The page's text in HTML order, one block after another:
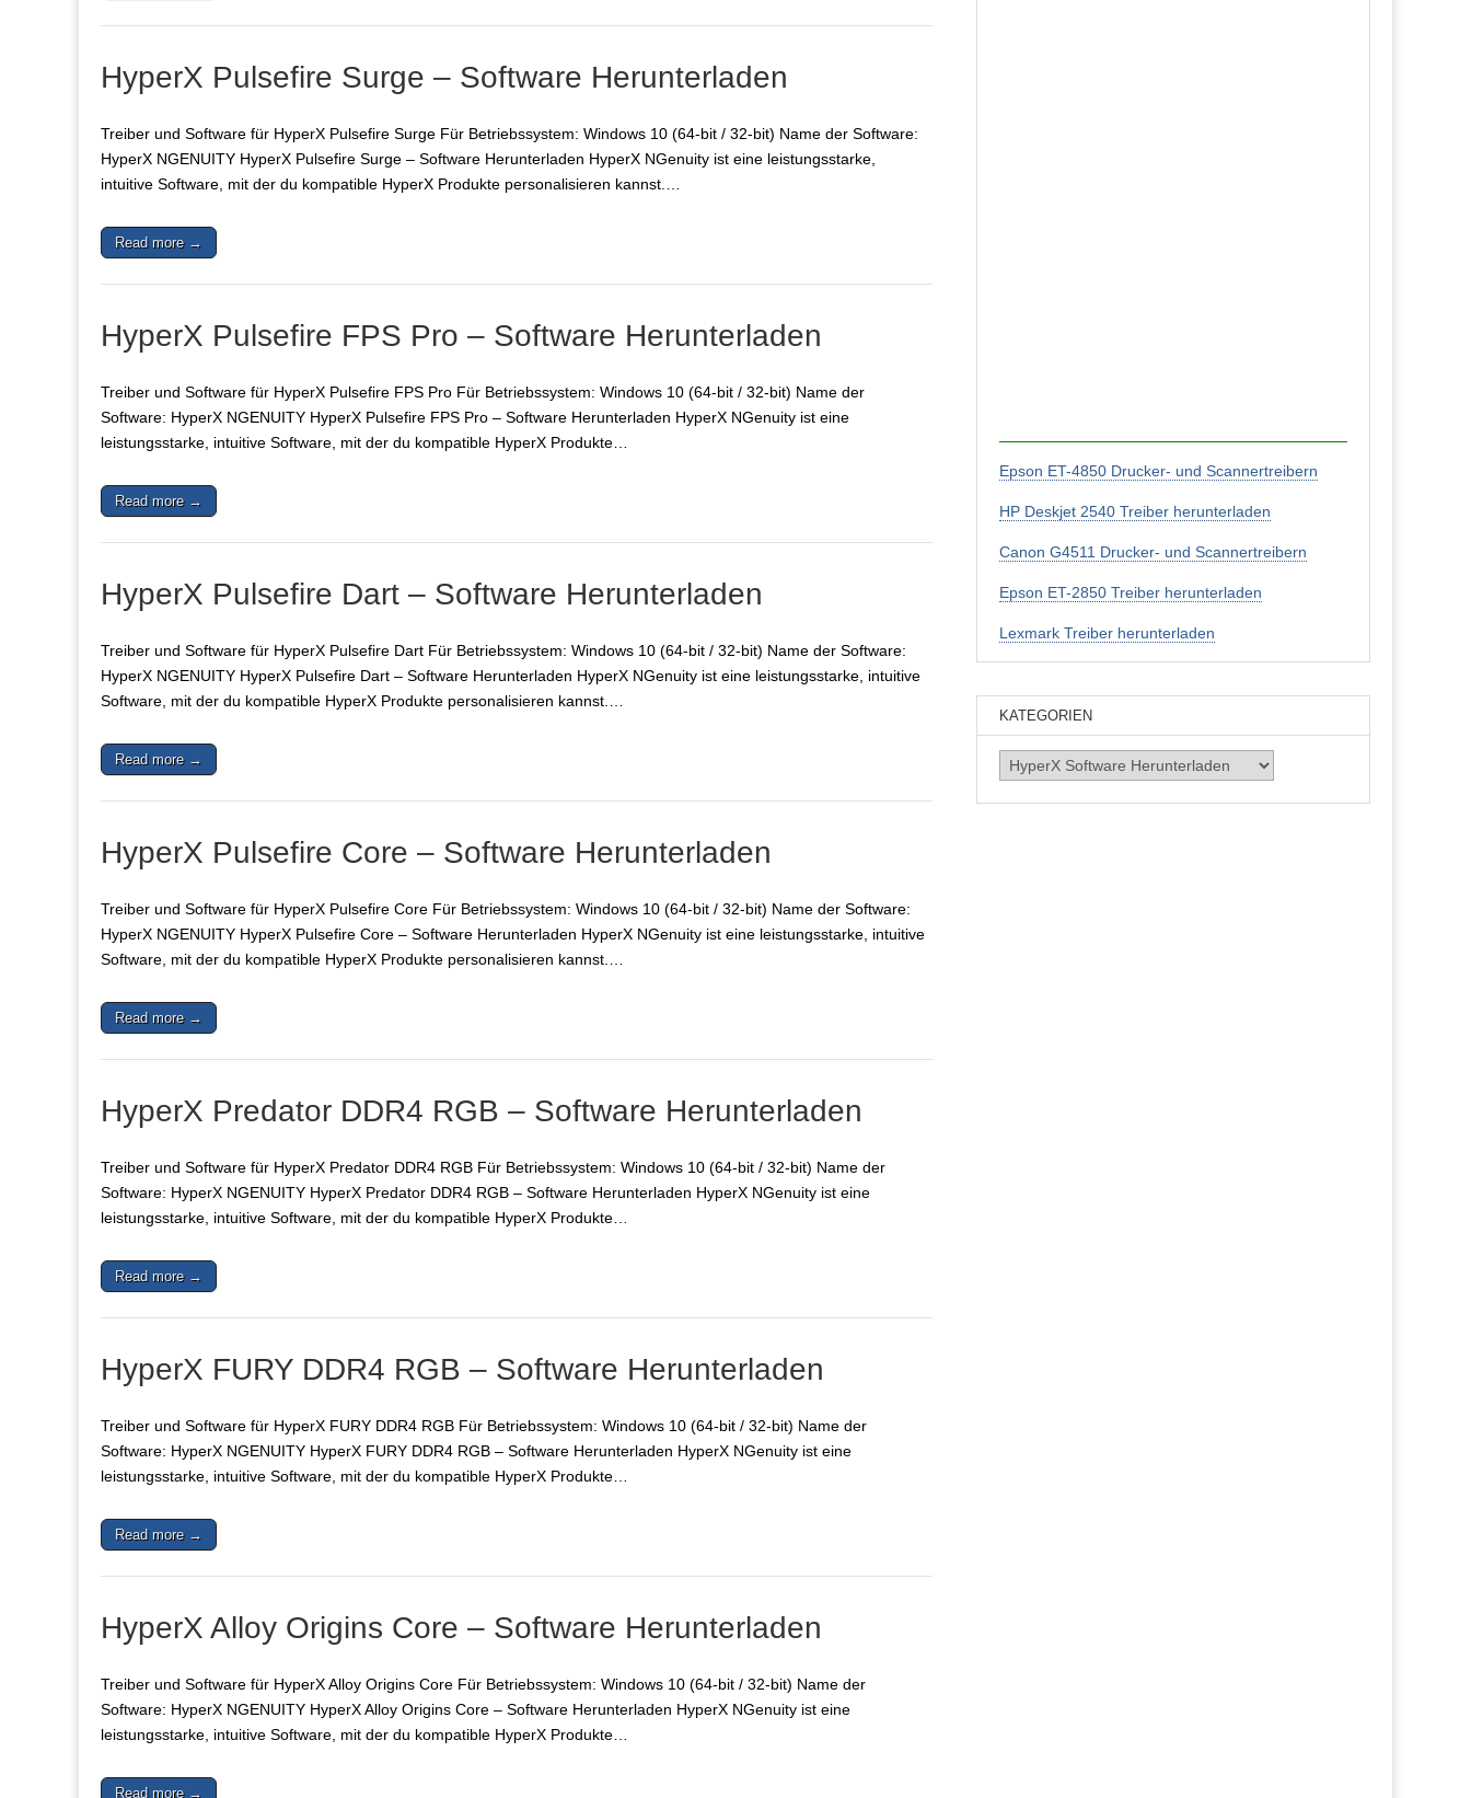
HyperX Pulsefire Surge – Software Herunterladen
Treiber und Software für HyperX Pulsefire Surge Für Betriebssystem: Windows 10 (64-bit / 32-bit) Name der Software:
HyperX NGENUITY HyperX Pulsefire Surge – Software Herunterladen HyperX NGenuity ist eine leistungsstarke,
intuitive Software, mit der du kompatible HyperX Produkte personalisieren kannst.…
Read more →
HyperX Pulsefire FPS Pro – Software Herunterladen
Treiber und Software für HyperX Pulsefire FPS Pro Für Betriebssystem: Windows 10 (64-bit / 32-bit) Name der
Software: HyperX NGENUITY HyperX Pulsefire FPS Pro – Software Herunterladen HyperX NGenuity ist eine
leistungsstarke, intuitive Software, mit der du kompatible HyperX Produkte…
Read more →
HyperX Pulsefire Dart – Software Herunterladen
Treiber und Software für HyperX Pulsefire Dart Für Betriebssystem: Windows 10 (64-bit / 32-bit) Name der Software:
HyperX NGENUITY HyperX Pulsefire Dart – Software Herunterladen HyperX NGenuity ist eine leistungsstarke, intuitive
Software, mit der du kompatible HyperX Produkte personalisieren kannst.…
Read more →
HyperX Pulsefire Core – Software Herunterladen
Treiber und Software für HyperX Pulsefire Core Für Betriebssystem: Windows 10 (64-bit / 32-bit) Name der Software:
HyperX NGENUITY HyperX Pulsefire Core – Software Herunterladen HyperX NGenuity ist eine leistungsstarke, intuitive
Software, mit der du kompatible HyperX Produkte personalisieren kannst.…
Read more →
HyperX Predator DDR4 RGB – Software Herunterladen
Treiber und Software für HyperX Predator DDR4 RGB Für Betriebssystem: Windows 10 (64-bit / 32-bit) Name der
Software: HyperX NGENUITY HyperX Predator DDR4 RGB – Software Herunterladen HyperX NGenuity ist eine
leistungsstarke, intuitive Software, mit der du kompatible HyperX Produkte…
Read more →
HyperX FURY DDR4 RGB – Software Herunterladen
Treiber und Software für HyperX FURY DDR4 RGB Für Betriebssystem: Windows 10 (64-bit / 32-bit) Name der
Software: HyperX NGENUITY HyperX FURY DDR4 RGB – Software Herunterladen HyperX NGenuity ist eine
leistungsstarke, intuitive Software, mit der du kompatible HyperX Produkte…
Read more →
HyperX Alloy Origins Core – Software Herunterladen
Treiber und Software für HyperX Alloy Origins Core Für Betriebssystem: Windows 10 (64-bit / 32-bit) Name der
Software: HyperX NGENUITY HyperX Alloy Origins Core – Software Herunterladen HyperX NGenuity ist eine
leistungsstarke, intuitive Software, mit der du kompatible HyperX Produkte…
Read more →
Epson ET-4850 Drucker- und Scannertreibern
HP Deskjet 2540 Treiber herunterladen
Canon G4511 Drucker- und Scannertreibern
Epson ET-2850 Treiber herunterladen
Lexmark Treiber herunterladen
KATEGORIEN
Kategorien